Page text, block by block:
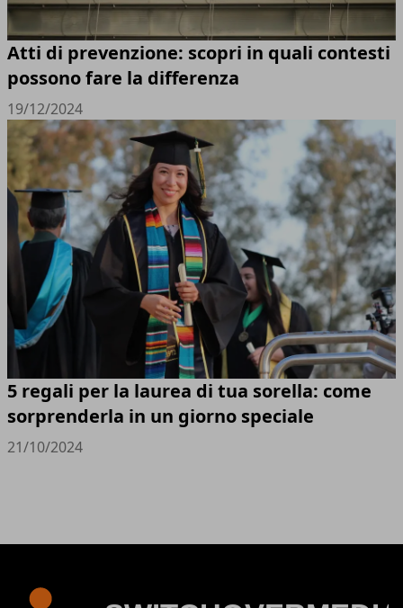
Atti di prevenzione: scopri in quali contesti
possono fare la differenza
19/12/2024
5 regali per la laurea di tua sorella: come
sorprenderla in un giorno speciale
21/10/2024